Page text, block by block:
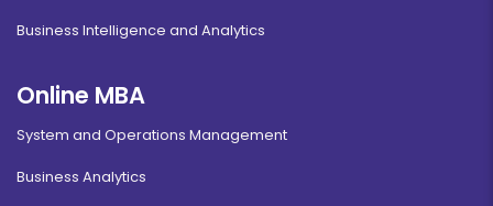
Business Intelligence and Analytics
Online MBA
System and Operations Management
Business Analytics